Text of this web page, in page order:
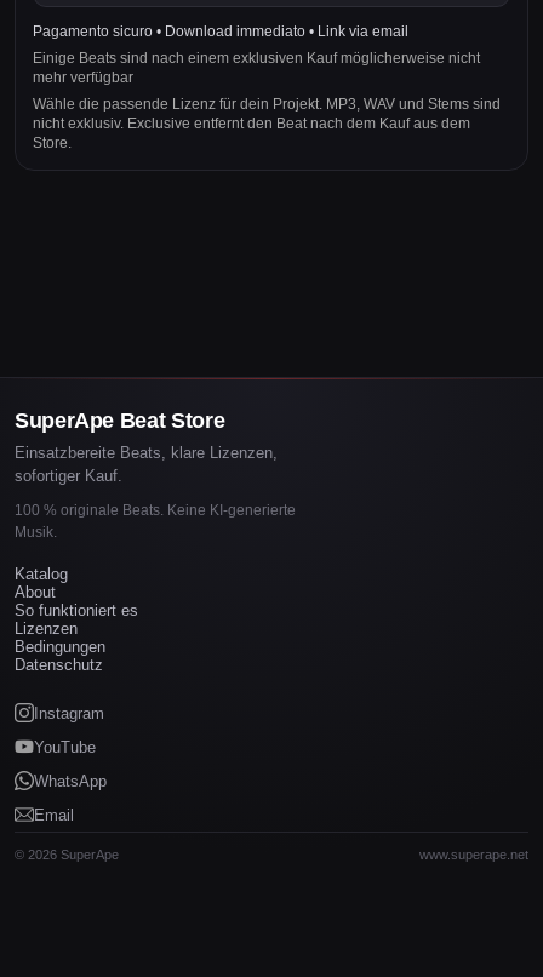
Pagamento sicuro • Download immediato • Link via email
Einige Beats sind nach einem exklusiven Kauf möglicherweise nicht
mehr verfügbar
Wähle die passende Lizenz für dein Projekt. MP3, WAV und Stems sind
nicht exklusiv. Exclusive entfernt den Beat nach dem Kauf aus dem
Store.
SuperApe Beat Store
Einsatzbereite Beats, klare Lizenzen,
sofortiger Kauf.
100 % originale Beats. Keine KI-generierte
Musik.
Katalog
About
So funktioniert es
Lizenzen
Bedingungen
Datenschutz
Instagram
YouTube
WhatsApp
Email
© 2026 SuperApe www.superape.net